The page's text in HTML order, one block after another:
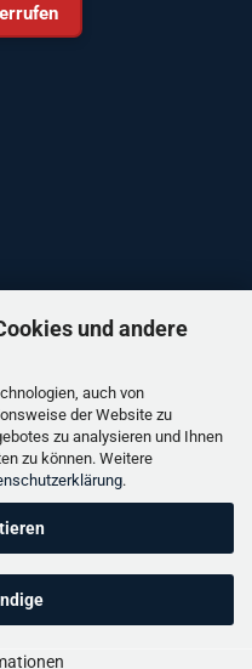
und andere
auch von
der Website zu
zu analysieren und Ihnen
zu können. Weitere
.